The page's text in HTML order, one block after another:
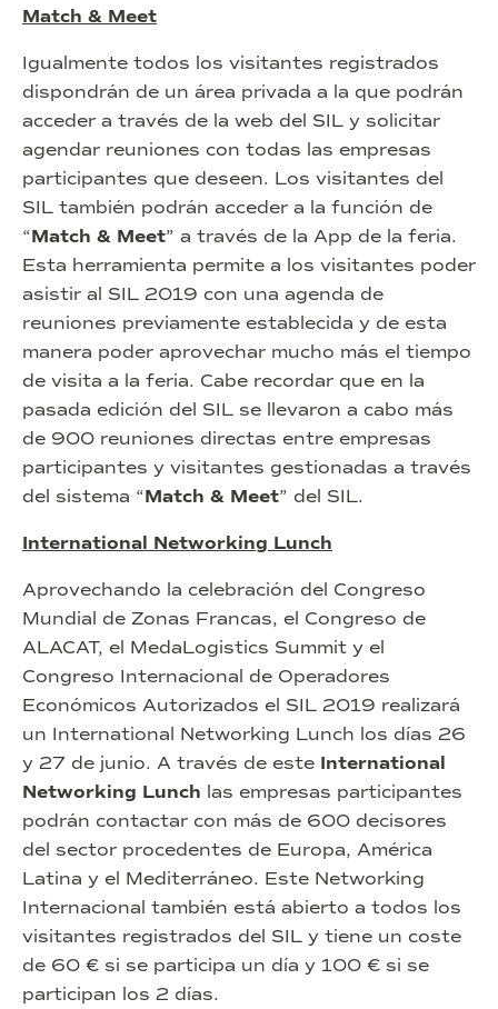
Match & Meet
Igualmente todos los visitantes registrados
dispondrán de un área privada a la que podrán
acceder a través de la web del SIL y solicitar
agendar reuniones con todas las empresas
participantes que deseen. Los visitantes del
SIL también podrán acceder a la función de
“Match & Meet” a través de la App de la feria.
Esta herramienta permite a los visitantes poder
asistir al SIL 2019 con una agenda de
reuniones previamente establecida y de esta
manera poder aprovechar mucho más el tiempo
de visita a la feria. Cabe recordar que en la
pasada edición del SIL se llevaron a cabo más
de 900 reuniones directas entre empresas
participantes y visitantes gestionadas a través
del sistema “Match & Meet” del SIL.
International Networking Lunch
Aprovechando la celebración del Congreso
Mundial de Zonas Francas, el Congreso de
ALACAT, el MedaLogistics Summit y el
Congreso Internacional de Operadores
Económicos Autorizados el SIL 2019 realizará
un International Networking Lunch los días 26
y 27 de junio. A través de este International
Networking Lunch las empresas participantes
podrán contactar con más de 600 decisores
del sector procedentes de Europa, América
Latina y el Mediterráneo. Este Networking
Internacional también está abierto a todos los
visitantes registrados del SIL y tiene un coste
de 60 € si se participa un día y 100 € si se
participan los 2 días.